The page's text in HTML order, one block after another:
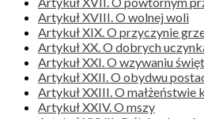
Artykuł XVIII. O wolnej woli
Artykuł XIX. O przyczynie
Artykuł XX. O dobrych
Artykuł XXI. O wzywaniu
Artykuł XXII. O obydwu
Artykuł XXIII. O małżeństwie
Artykuł XXIV. O mszy